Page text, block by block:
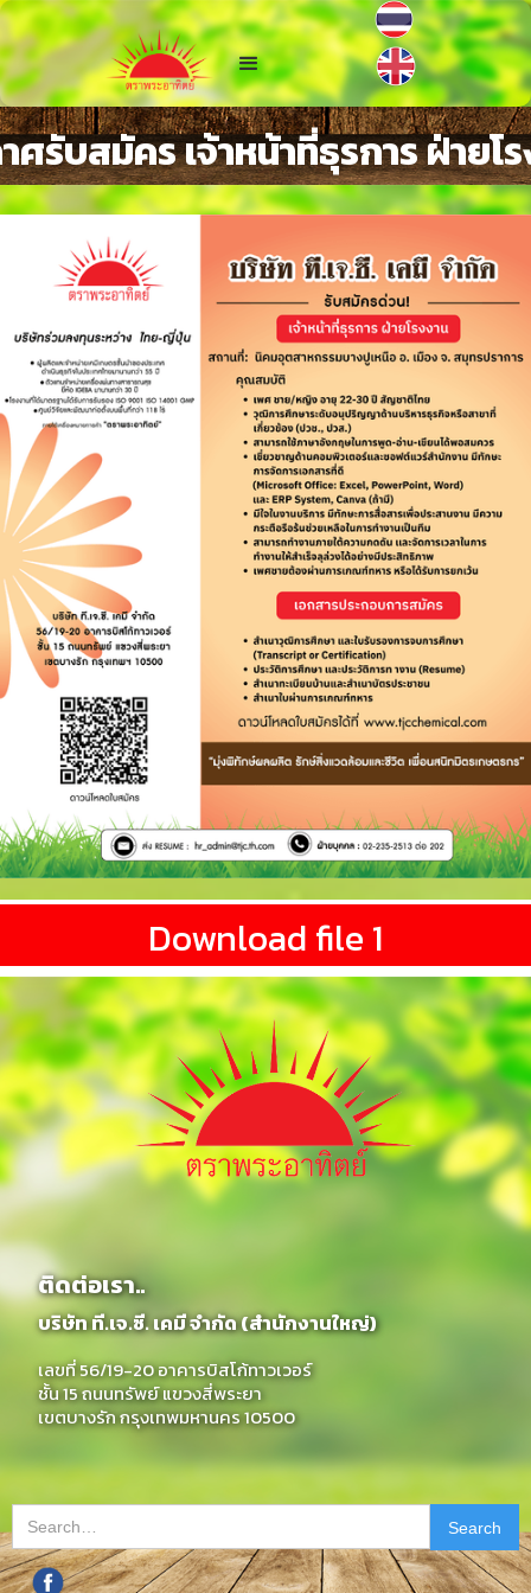
ศรับสมัคร เจ้าหน้าที่ธุรการ ฝ่ายโ
Download file 1
ติดต่อเรา..
บริษัท ที.เจ.ซี. เคมี จำกัด (สำนักงานใหญ่)
เลขที่ 56/19-20 อาคารบิสโก้ทาวเวอร์
ชั้น 15 ถนนทรัพย์ แขวงสี่พระยา
เขตบางรัก กรุงเทพมหานคร 10500